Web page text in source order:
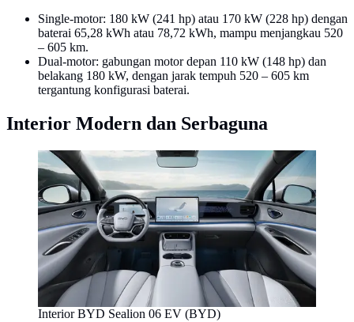
Single-motor: 180 kW (241 hp) atau 170 kW (228 hp) dengan
baterai 65,28 kWh atau 78,72 kWh, mampu menjangkau 520
– 605 km.
Dual-motor: gabungan motor depan 110 kW (148 hp) dan
belakang 180 kW, dengan jarak tempuh 520 – 605 km
tergantung konfigurasi baterai.
Interior Modern dan Serbaguna
Interior BYD Sealion 06 EV (BYD)